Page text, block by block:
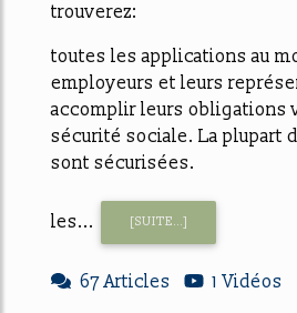
trouverez:
toutes les applications au
employeurs et leurs
accomplir leurs obligations
sécurité sociale. La plupart
sont sécurisées.
les... [SUITE...]
67 Articles 1 Vidéos